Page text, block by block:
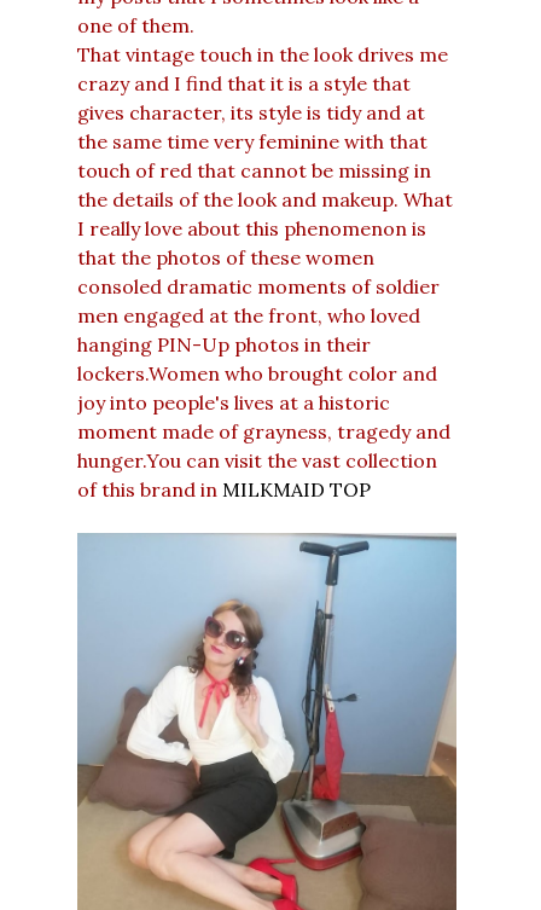
one of them.
That vintage touch in the look drives me
crazy and I find that it is a style that
gives character, its style is tidy and at
the same time very feminine with that
touch of red that cannot be missing in
the details of the look and makeup. What
I really love about this phenomenon is
that the photos of these women
consoled dramatic moments of soldier
men engaged at the front, who loved
hanging PIN-Up photos in their
lockers.Women who brought color and
joy into people's lives at a historic
moment made of grayness, tragedy and
hunger.You can visit the vast collection
of this brand in MILKMAID TOP